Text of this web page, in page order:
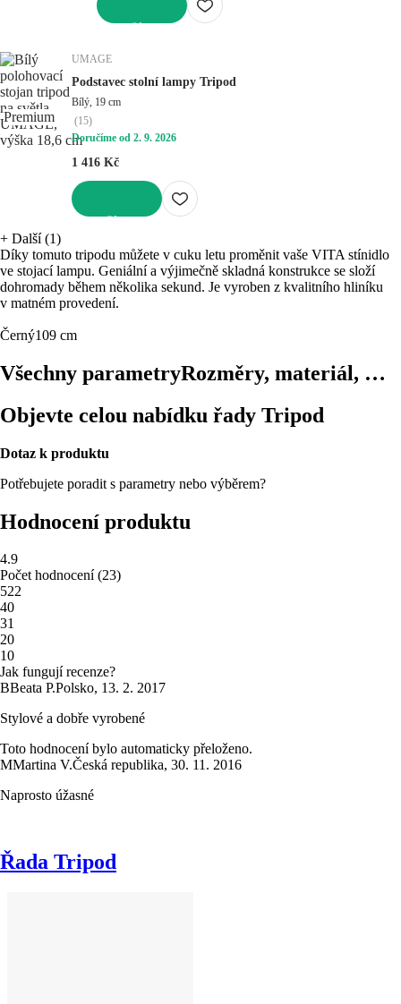
Premium
UMAGE
Podstavec stolní lampy Tripod
Bílý, 19 cm
(15)
Doručíme od 2. 9. 2026
1 416 Kč
+ Další (1)
Díky tomuto tripodu můžete v cuku letu proměnit vaše VITA stínidlo
ve stojací lampu. Geniální a výjimečně skladná konstrukce se složí
dohromady během několika sekund. Je vyroben z kvalitního hliníku
v matném provedení.
Černý109 cm
Všechny parametryRozměry, materiál, …
Objevte celou nabídku řady Tripod
Dotaz k produktu
Potřebujete poradit s parametry nebo výběrem?
Hodnocení produktu
4.9
Počet hodnocení(23)
522
40
31
20
10
Jak fungují recenze?
BBeata P.Polsko, 13. 2. 2017
Stylové a dobře vyrobené
Toto hodnocení bylo automaticky přeloženo.
MMartina V.Česká republika, 30. 11. 2016
Naprosto úžasné
Řada Tripod